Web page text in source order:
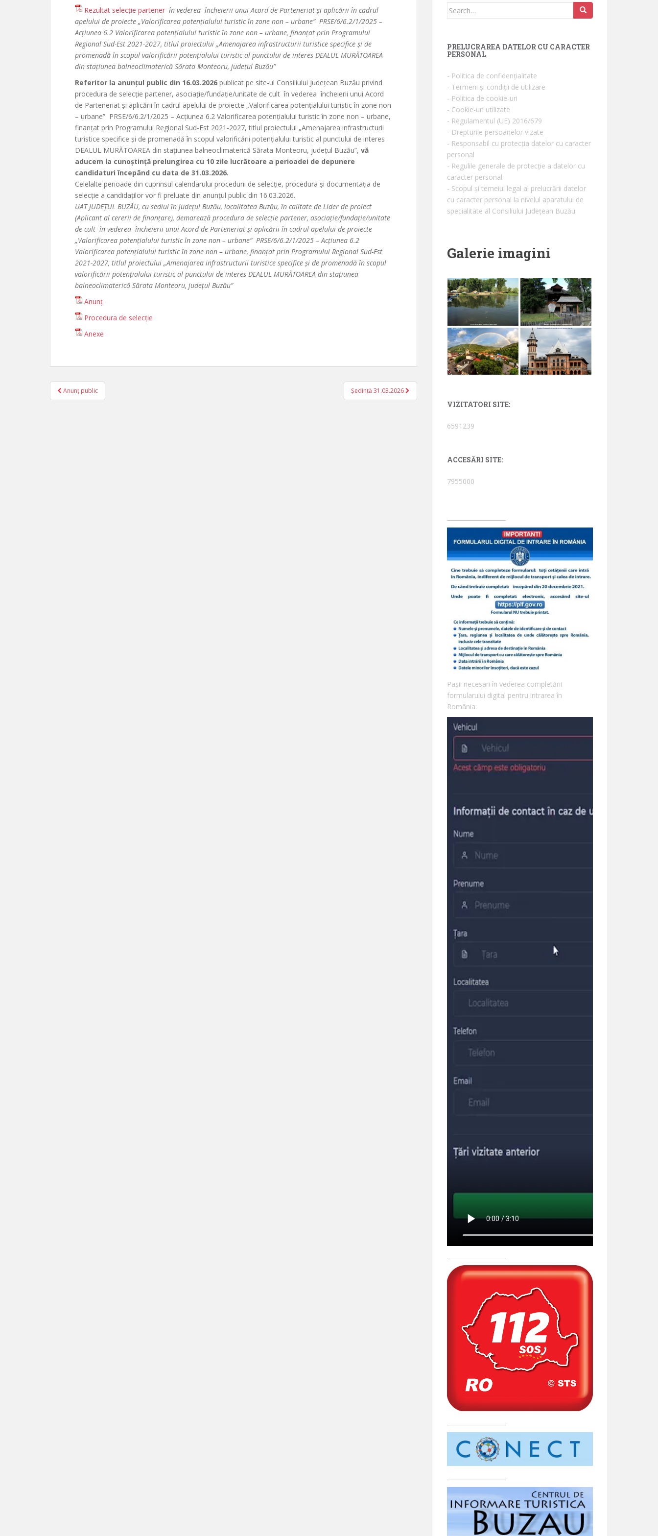
Rezultat selecție partener în vederea încheierii unui Acord de Parteneriat și aplicării în cadrul
apelului de proiecte „Valorificarea potențialului turistic în zone non – urbane” PRSE/6/6.2/1/2025 –
Acțiunea 6.2 Valorificarea potențialului turistic în zone non – urbane, finanțat prin Programului
Regional Sud-Est 2021-2027, titlul proiectului „Amenajarea infrastructurii turistice specifice și de
promenadă în scopul valorificării potențialului turistic al punctului de interes DEALUL MURĂTOAREA
din stațiunea balneoclimaterică Sărata Monteoru, județul Buzău”
Referitor la anunțul public din 16.03.2026 publicat pe site-ul Consiliului Județean Buzău privind
procedura de selecție partener, asociație/fundație/unitate de cult în vederea încheierii unui Acord
de Parteneriat și aplicării în cadrul apelului de proiecte „Valorificarea potențialului turistic în zone non
– urbane” PRSE/6/6.2/1/2025 – Acțiunea 6.2 Valorificarea potențialului turistic în zone non – urbane,
finanțat prin Programului Regional Sud-Est 2021-2027, titlul proiectului „Amenajarea infrastructurii
turistice specifice și de promenadă în scopul valorificării potențialului turistic al punctului de interes
DEALUL MURĂTOAREA din stațiunea balneoclimaterică Sărata Monteoru, județul Buzău”, vă
aducem la cunoștință prelungirea cu 10 zile lucrătoare a perioadei de depunere
candidaturi începând cu data de 31.03.2026.
Celelalte perioade din cuprinsul calendarului procedurii de selecție, procedura și documentația de
selecție a candidaților vor fi preluate din anunțul public din 16.03.2026.
UAT JUDEȚUL BUZĂU, cu sediul în județul Buzău, localitatea Buzău, în calitate de Lider de proiect
(Aplicant al cererii de finanțare), demarează procedura de selecție partener, asociație/fundație/unitate
de cult în vederea încheierii unui Acord de Parteneriat și aplicării în cadrul apelului de proiecte
„Valorificarea potențialului turistic în zone non – urbane” PRSE/6/6.2/1/2025 – Acțiunea 6.2
Valorificarea potențialului turistic în zone non – urbane, finanțat prin Programului Regional Sud-Est
2021-2027, titlul proiectului „Amenajarea infrastructurii turistice specifice și de promenadă în scopul
valorificării potențialului turistic al punctului de interes DEALUL MURĂTOAREA din stațiunea
balneoclimaterică Sărata Monteoru, județul Buzău”
Anunț
Procedura de selecție
Anexe
Navigare în articole
Anunț public Ședință 31.03.2026
Search for:
PRELUCRAREA DATELOR CU CARACTER
PERSONAL
- Politica de confidențialitate
- Termeni și condiții de utilizare
- Politica de cookie-uri
- Cookie-uri utilizate
- Regulamentul (UE) 2016/679
- Drepturile persoanelor vizate
- Responsabil cu protecția datelor cu caracter
personal
- Regulile generale de protecție a datelor cu
caracter personal
- Scopul și temeiul legal al prelucrării datelor
cu caracter personal la nivelul aparatului de
specialitate al Consiliului Județean Buzău
Galerie imagini
VIZITATORI SITE:
6591239
ACCESĂRI SITE:
7955000
Pașii necesari în vederea completării
formularului digital pentru intrarea în
România: